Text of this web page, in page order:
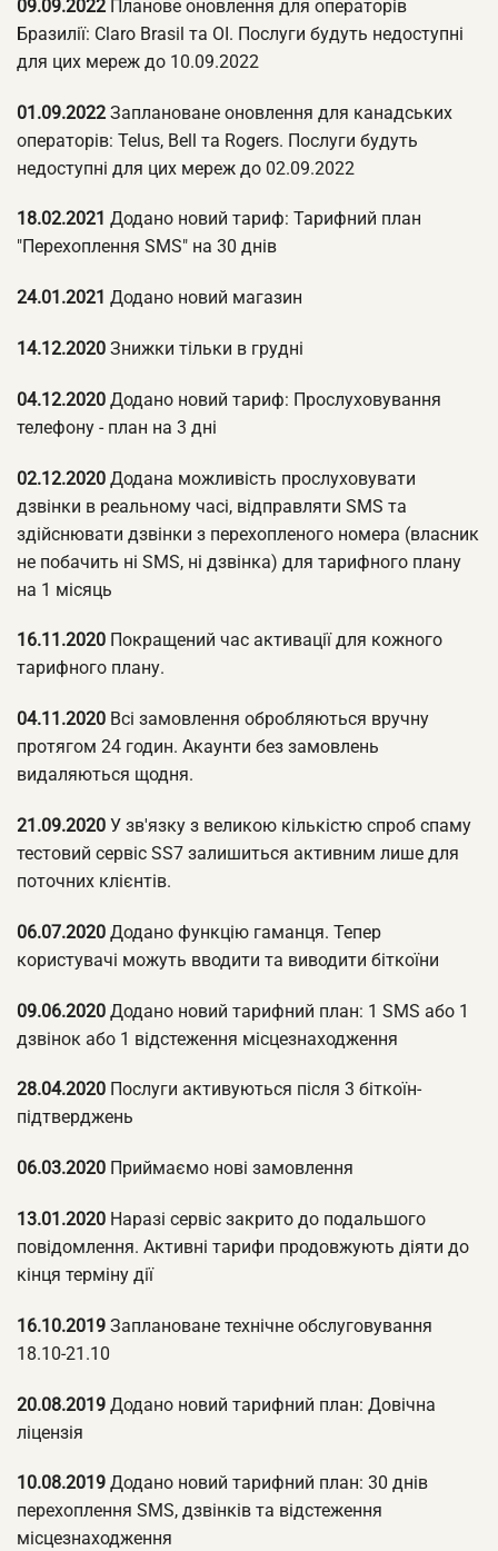
09.09.2022 Планове оновлення для операторів
Бразилії: Claro Brasil та OI. Послуги будуть недоступні
для цих мереж до 10.09.2022
01.09.2022 Заплановане оновлення для канадських
операторів: Telus, Bell та Rogers. Послуги будуть
недоступні для цих мереж до 02.09.2022
18.02.2021 Додано новий тариф: Тарифний план
"Перехоплення SMS" на 30 днів
24.01.2021 Додано новий магазин
14.12.2020 Знижки тільки в грудні
04.12.2020 Додано новий тариф: Прослуховування
телефону - план на 3 дні
02.12.2020 Додана можливість прослуховувати
дзвінки в реальному часі, відправляти SMS та
здійснювати дзвінки з перехопленого номера (власник
не побачить ні SMS, ні дзвінка) для тарифного плану
на 1 місяць
16.11.2020 Покращений час активації для кожного
тарифного плану.
04.11.2020 Всі замовлення обробляються вручну
протягом 24 годин. Акаунти без замовлень
видаляються щодня.
21.09.2020 У зв'язку з великою кількістю спроб спаму
тестовий сервіс SS7 залишиться активним лише для
поточних клієнтів.
06.07.2020 Додано функцію гаманця. Тепер
користувачі можуть вводити та виводити біткоїни
09.06.2020 Додано новий тарифний план: 1 SMS або 1
дзвінок або 1 відстеження місцезнаходження
28.04.2020 Послуги активуються після 3 біткоїн-
підтверджень
06.03.2020 Приймаємо нові замовлення
13.01.2020 Наразі сервіс закрито до подальшого
повідомлення. Активні тарифи продовжують діяти до
кінця терміну дії
16.10.2019 Заплановане технічне обслуговування
18.10-21.10
20.08.2019 Додано новий тарифний план: Довічна
ліцензія
10.08.2019 Додано новий тарифний план: 30 днів
перехоплення SMS, дзвінків та відстеження
місцезнаходження